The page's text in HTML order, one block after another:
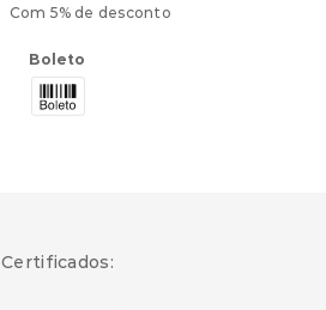
Com 5% de desconto
Boleto
Certificados: